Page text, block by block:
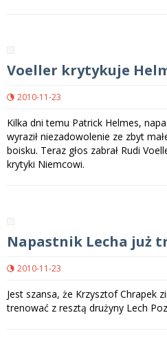
Voeller krytykuje
2010-11-23
Kilka dni temu Patrick Helmes,
wyraził niezadowolenie ze zbyt
boisku. Teraz głos zabrał Rudi
krytyki Niemcowi.
Napastnik Lecha już
2010-11-23
Jest szansa, że Krzysztof Chrapek
trenować z resztą drużyny Lech